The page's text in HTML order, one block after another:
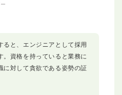
ると、エンジニアとして採用
。資格を持っていると業務に
に対して貪欲である姿勢の証